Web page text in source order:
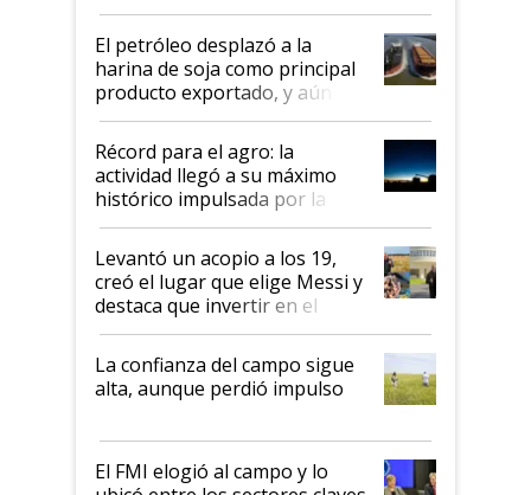
El petróleo desplazó a la
harina de soja como principal
producto exportado, y aún así
el agro aportó casi seis de cada
diez dólares y sostuvo el
liderazgo en un semestre
récord
Récord para el agro: la
actividad llegó a su máximo
histórico impulsada por la
cosecha y las exportaciones
Levantó un acopio a los 19,
creó el lugar que elige Messi y
destaca que invertir en el
kirchnerismo era como "darle
plata a un hijo para droga":
Juan Félix Rossetti, el libertario
que de una dura crisis salió
de Milei
La confianza del campo sigue
alta, aunque perdió impulso
El FMI elogió al campo y lo